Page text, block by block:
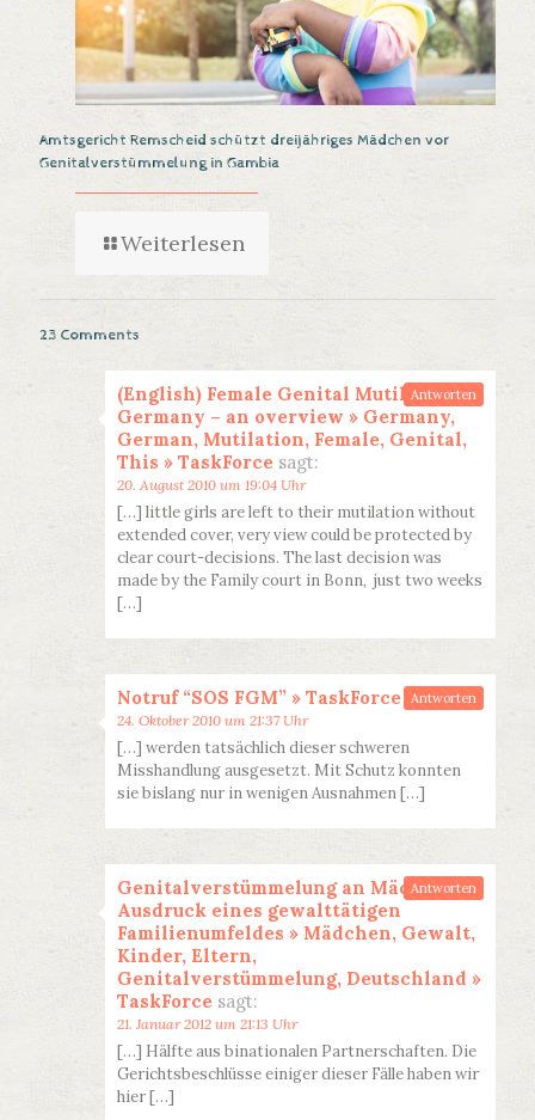
Amtsgericht Remscheid schützt dreijähriges Mädchen vor
Genitalverstümmelung in Gambia
Weiterlesen
23 Comments
(English) Female Genital Mutilation in
Germany – an overview » Germany,
German, Mutilation, Female, Genital,
This » TaskForce sagt:
20. August 2010 um 19:04 Uhr
[…] little girls are left to their mutilation without
extended cover, very view could be protected by
clear court-decisions. The last decision was
made by the Family court in Bonn, just two weeks
[…]
Antworten
Notruf “SOS FGM” » TaskForce sagt:
24. Oktober 2010 um 21:37 Uhr
[…] werden tatsächlich dieser schweren
Misshandlung ausgesetzt. Mit Schutz konnten
sie bislang nur in wenigen Ausnahmen […]
Antworten
Genitalverstümmelung an Mädchen:
Ausdruck eines gewalttätigen
Familienumfeldes » Mädchen, Gewalt,
Kinder, Eltern,
Genitalverstümmelung, Deutschland »
TaskForce sagt:
21. Januar 2012 um 21:13 Uhr
[…] Hälfte aus binationalen Partnerschaften. Die
Gerichtsbeschlüsse einiger dieser Fälle haben wir
hier […]
Antworten